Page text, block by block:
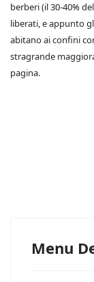
berberi (il 30-40%
liberati, e appunto
abitano ai confini
stragrande
pagina.
Menu